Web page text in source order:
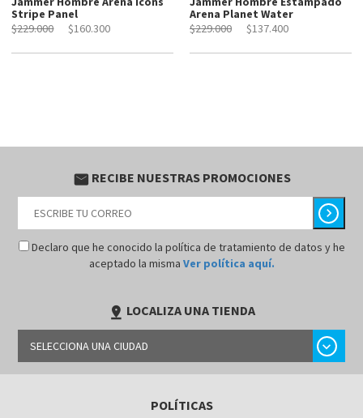
Stripe Panel
$229.000
$160.300
Arena Planet Water
$229.000
$137.400
email RECIBE NUESTRAS PROMOCIONES
chevron_right
Declaro que he conocido la política de tratamiento de datos y he
aceptado la misma Ver política aquí.
pin_drop LOCALIZA UNA TIENDA
SELECCIONA UNA CIUDAD chevron_right
BARRANQUILLA
POLÍTICAS